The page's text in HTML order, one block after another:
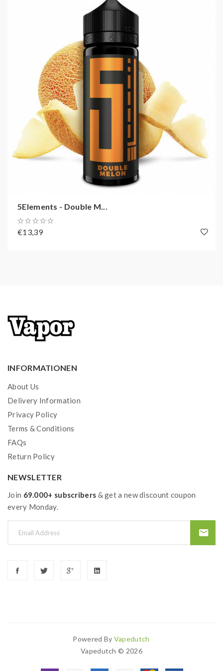
!Aroma nicht pur Dampfen!
5Elements - Double M...
€13,39
INFORMATIONEN
About Us
Delivery Information
Privacy Policy
Terms & Conditions
FAQs
Return Policy
NEWSLETTER
Join 69.000+ subscribers & get a new discount coupon
every Monday.
Powered By Vapedutch
Search For More Popular Websites:
Vapedutch © 2026